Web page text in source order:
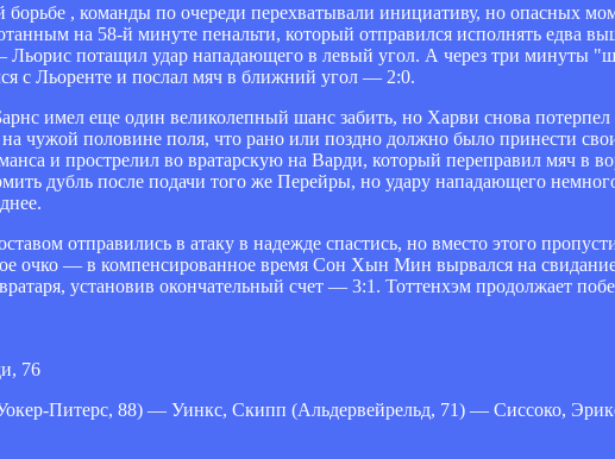
, команды по очереди перехватывали инициативу, но опасных
на 58-й минуте пенальти, который отправился исполнять едва
потащил удар нападающего в левый угол. А через три минуты
с Льоренте и послал мяч в ближний угол — 2:0.
имел еще один великолепный шанс забить, но Харви снова
чужой половине поля, что рано или поздно должно было принести
и прострелил во вратарскую на Варди, который переправил мяч в
дубль после подачи того же Перейры, но удару нападающего
отправились в атаку в надежде спастись, но вместо этого
очко — в компенсированное время Сон Хын Мин вырвался на
установив окончательный счет — 3:1. Тоттенхэм продолжает
76
Питерс, 88) — Уинкс, Скипп (Альдервейрельд, 71) — Сиссоко,